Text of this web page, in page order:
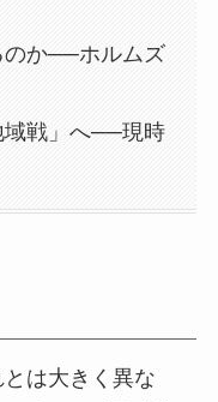
のか──ホルムズ
域戦」へ──現時
は大きく異な